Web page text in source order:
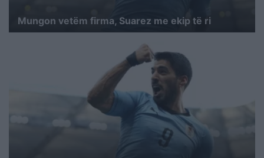
Mungon vetëm firma, Suarez me ekip të ri